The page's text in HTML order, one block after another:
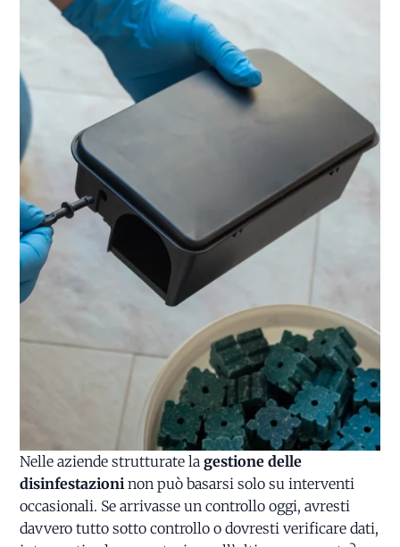
Nelle aziende strutturate lagestione delle
disinfestazioni non può basarsi solo su interventi
occasionali. Se arrivasse un controllo oggi, avresti
davvero tutto sotto controllo o dovresti verificare dati,